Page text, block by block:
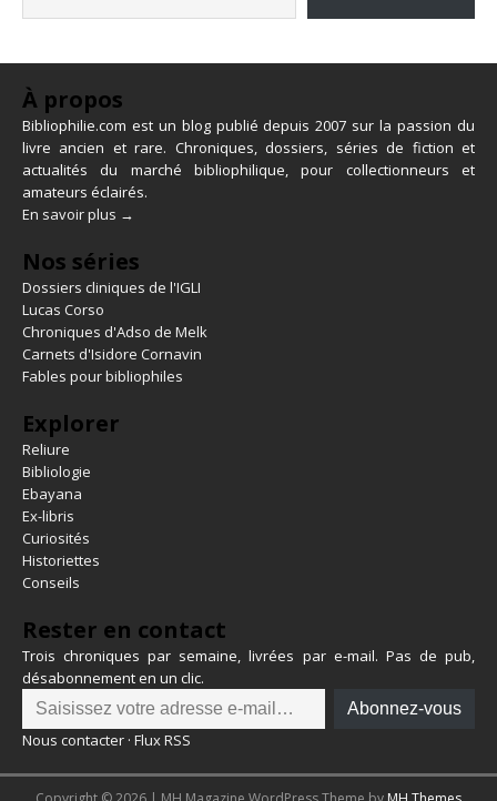
À propos
Bibliophilie.com est un blog publié depuis 2007 sur la passion du
livre ancien et rare. Chroniques, dossiers, séries de fiction et
actualités du marché bibliophilique, pour collectionneurs et
amateurs éclairés.
En savoir plus →
Nos séries
Dossiers cliniques de l'IGLI
Lucas Corso
Chroniques d'Adso de Melk
Carnets d'Isidore Cornavin
Fables pour bibliophiles
Explorer
Reliure
Bibliologie
Ebayana
Ex-libris
Curiosités
Historiettes
Conseils
Rester en contact
Trois chroniques par semaine, livrées par e-mail. Pas de pub,
désabonnement en un clic.
Abonnez-vous
Nous contacter · Flux RSS